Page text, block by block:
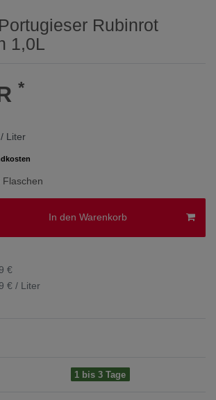
Rubinrot
1,0L
*
Liter
In den Warenkorb
€
€ / Liter
1 bis 3 Tage